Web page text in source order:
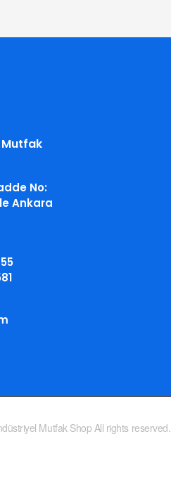
No:
Ankara
Mutfak Shop All rights reserved.